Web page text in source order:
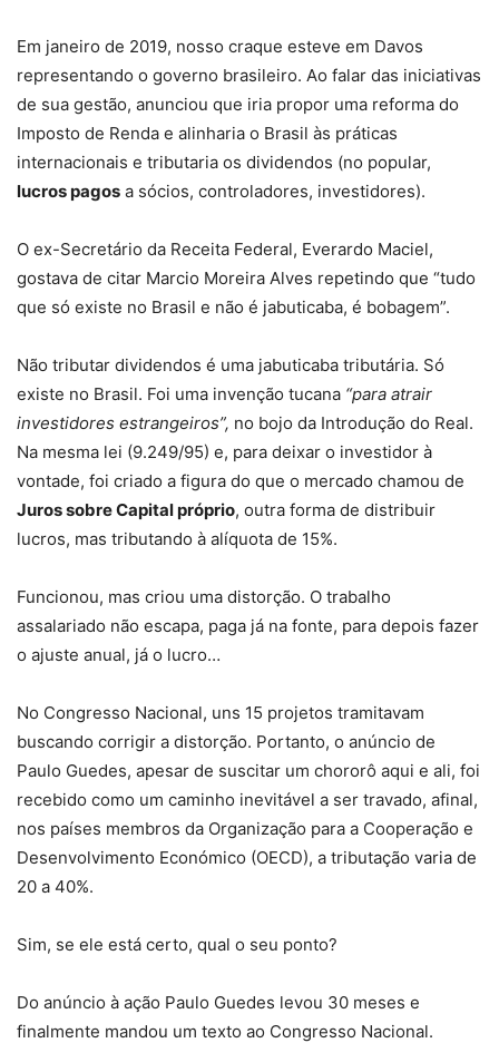
Em janeiro de 2019, nosso craque esteve em Davos
representando o governo brasileiro. Ao falar das iniciativas
de sua gestão, anunciou que iria propor uma reforma do
Imposto de Renda e alinharia o Brasil às práticas
internacionais e tributaria os dividendos (no popular,
lucros pagos a sócios, controladores, investidores).
O ex-Secretário da Receita Federal, Everardo Maciel,
gostava de citar Marcio Moreira Alves repetindo que “tudo
que só existe no Brasil e não é jabuticaba, é bobagem”.
Não tributar dividendos é uma jabuticaba tributária. Só
existe no Brasil. Foi uma invenção tucana “para atrair
investidores estrangeiros”, no bojo da Introdução do Real.
Na mesma lei (9.249/95) e, para deixar o investidor à
vontade, foi criado a figura do que o mercado chamou de
Juros sobre Capital próprio, outra forma de distribuir
lucros, mas tributando à alíquota de 15%.
Funcionou, mas criou uma distorção. O trabalho
assalariado não escapa, paga já na fonte, para depois fazer
o ajuste anual, já o lucro…
No Congresso Nacional, uns 15 projetos tramitavam
buscando corrigir a distorção. Portanto, o anúncio de
Paulo Guedes, apesar de suscitar um chororô aqui e ali, foi
recebido como um caminho inevitável a ser travado, afinal,
nos países membros da Organização para a Cooperação e
Desenvolvimento Económico (OECD), a tributação varia de
20 a 40%.
Sim, se ele está certo, qual o seu ponto?
Do anúncio à ação Paulo Guedes levou 30 meses e
finalmente mandou um texto ao Congresso Nacional.